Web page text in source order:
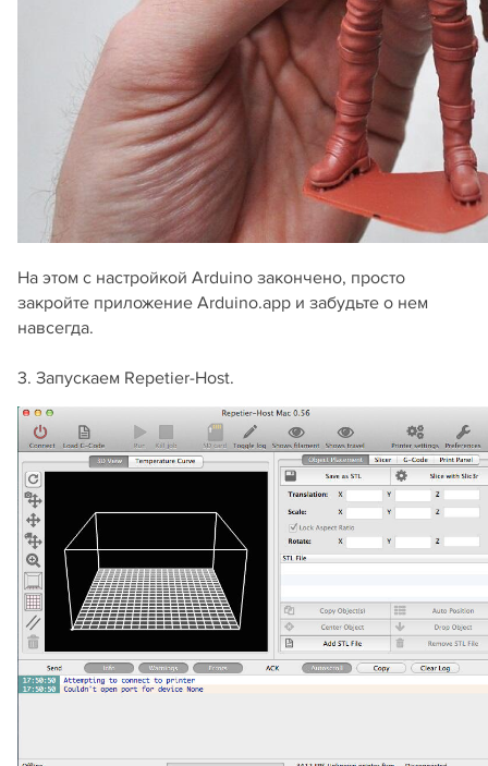
На этом с настройкой Arduino закончено, просто
закройте приложение Arduino.app и забудьте о нем
навсегда.
3. Запускаем Repetier-Host.